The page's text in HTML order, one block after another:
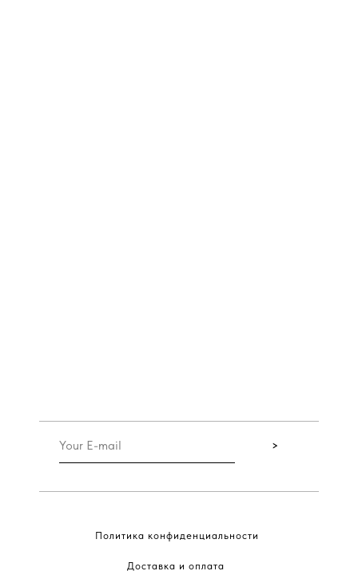
>
Политика конфиденциальности
Доставка и оплата